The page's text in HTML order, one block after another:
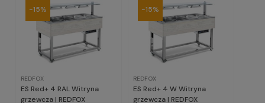
REDFOX
ES Red+ 4 RAL Witryna
grzewcza | REDFOX
-15%
REDFOX
ES Red+ 4 W Witryna
grzewcza | REDFOX
-15%